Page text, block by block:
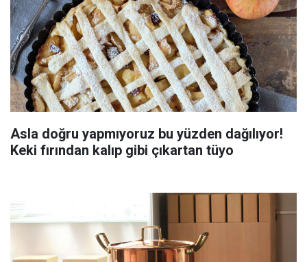
Asla doğru yapmıyoruz bu yüzden dağılıyor!
Keki fırından kalıp gibi çıkartan tüyo